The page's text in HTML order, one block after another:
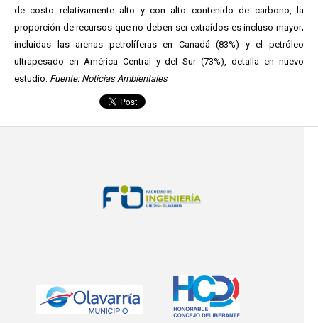
de costo relativamente alto y con alto contenido de carbono, la
proporción de recursos que no deben ser extraídos es incluso mayor;
incluidas las arenas petrolíferas en Canadá (83%) y el petróleo
ultrapesado en América Central y del Sur (73%), detalla en nuevo
estudio. Fuente: Noticias Ambientales